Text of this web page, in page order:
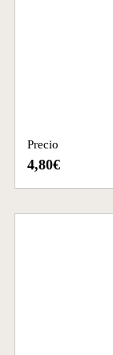
Precio
4,80€